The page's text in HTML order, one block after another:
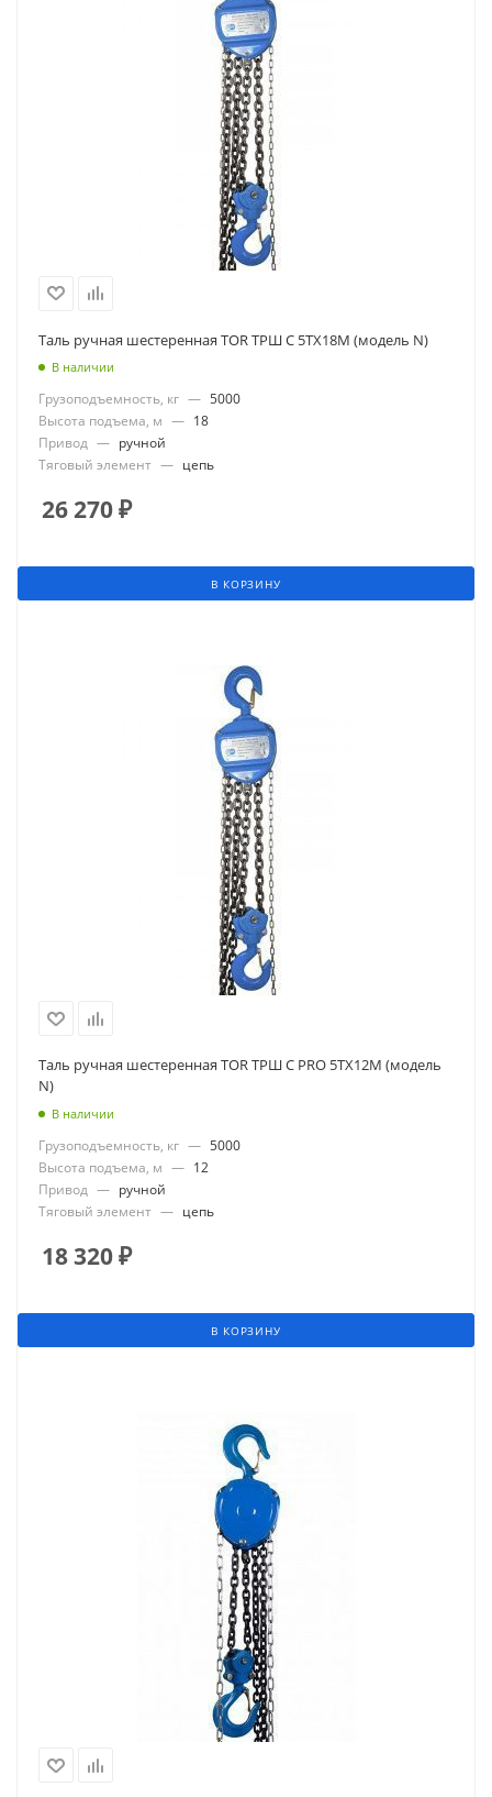
Таль ручная шестеренная TOR ТРШ C 5ТХ18М (модель N)
В наличии
Грузоподъемность, кг — 5000
Высота подъема, м — 18
Привод — ручной
Тяговый элемент — цепь
26 270₽
В КОРЗИНУ
Таль ручная шестеренная TOR ТРШ C PRO 5ТХ12М (модель
N)
В наличии
Грузоподъемность, кг — 5000
Высота подъема, м — 12
Привод — ручной
Тяговый элемент — цепь
18 320₽
В КОРЗИНУ